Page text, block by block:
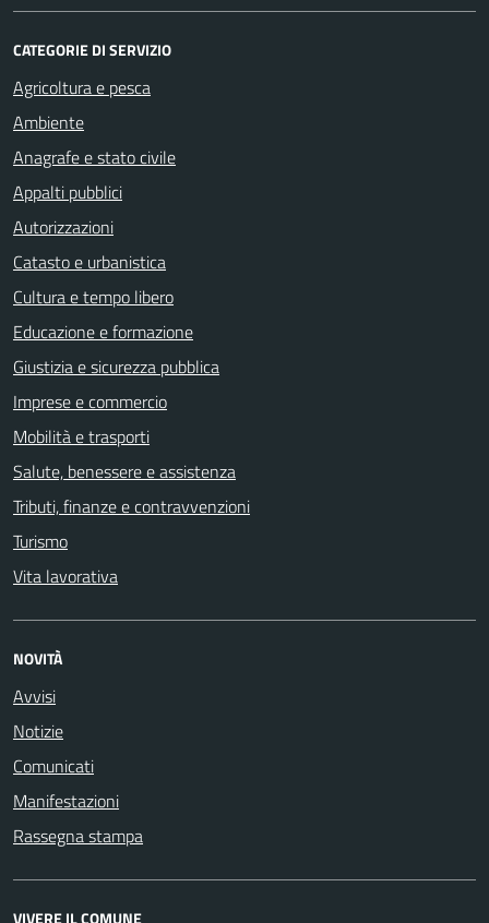
CATEGORIE DI SERVIZIO
Agricoltura e pesca
Ambiente
Anagrafe e stato civile
Appalti pubblici
Autorizzazioni
Catasto e urbanistica
Cultura e tempo libero
Educazione e formazione
Giustizia e sicurezza pubblica
Imprese e commercio
Mobilità e trasporti
Salute, benessere e assistenza
Tributi, finanze e contravvenzioni
Turismo
Vita lavorativa
NOVITÀ
Avvisi
Notizie
Comunicati
Manifestazioni
Rassegna stampa
VIVERE IL COMUNE